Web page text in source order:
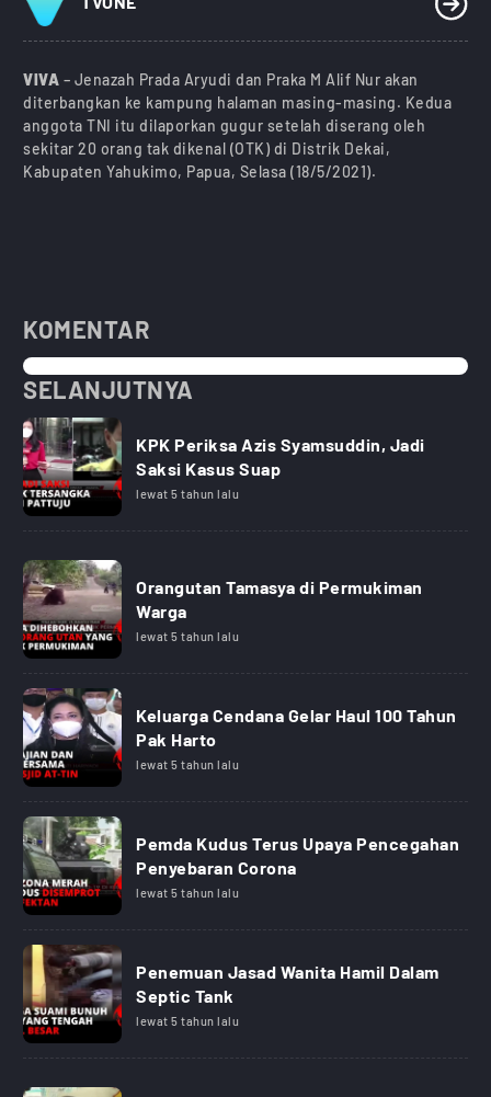
VIVA – Jenazah Prada Aryudi dan Praka M Alif Nur akan
diterbangkan ke kampung halaman masing-masing. Kedua
anggota TNI itu dilaporkan gugur setelah diserang oleh
sekitar 20 orang tak dikenal (OTK) di Distrik Dekai,
Kabupaten Yahukimo, Papua, Selasa (18/5/2021).
KOMENTAR
SELANJUTNYA
KPK Periksa Azis Syamsuddin, Jadi
Saksi Kasus Suap
lewat 5 tahun lalu
Orangutan Tamasya di Permukiman
Warga
lewat 5 tahun lalu
Keluarga Cendana Gelar Haul 100 Tahun
Pak Harto
lewat 5 tahun lalu
Pemda Kudus Terus Upaya Pencegahan
Penyebaran Corona
lewat 5 tahun lalu
Penemuan Jasad Wanita Hamil Dalam
Septic Tank
lewat 5 tahun lalu